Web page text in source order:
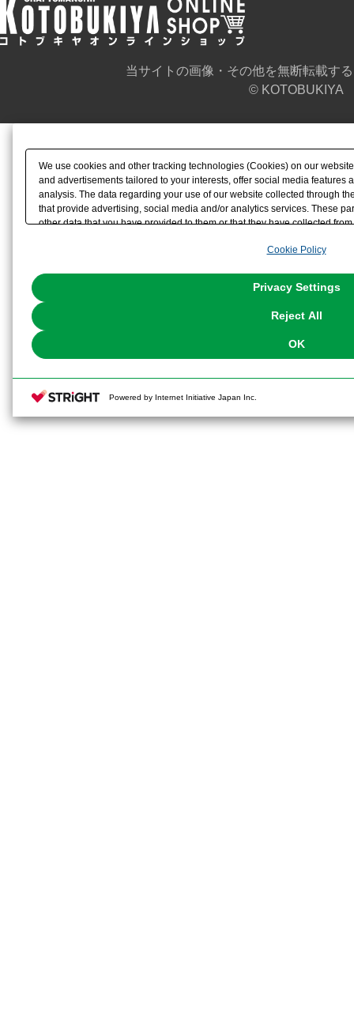
当サイトの画像・その他を無断転載す
© KOTOBUKIYA
We use cookies and other tracking technologies (Cookies) on our
and advertisements tailored to your interests, offer social media features
analysis. The data regarding your use of our website collected through
that provide advertising, social media and/or analytics services. These
other data that you have provided to them or that they have collected
the use of all Cookies except for Strictly Necessary Cookies, please
You can change your consent or rejection settings at any time via
Cookie Policy
Privacy Settings
Reject All
OK
Powered by Internet Initiative Japan Inc.